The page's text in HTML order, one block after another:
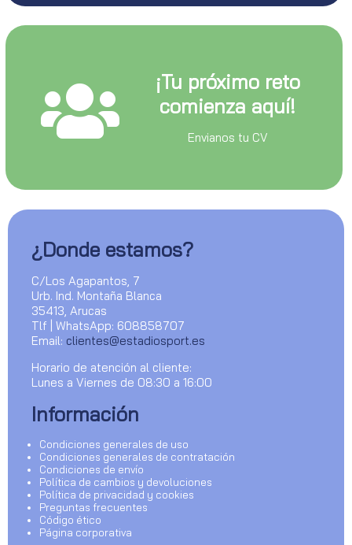
¡Tu próximo reto
comienza aquí!
Envianos tu CV
¿Donde estamos?
C/Los Agapantos, 7
Urb. Ind. Montaña Blanca
35413, Arucas
Tlf | WhatsApp: 608858707
Email: clientes@estadiosport.es
Horario de atención al cliente:
Lunes a Viernes de 08:30 a 16:00
Información
Condiciones generales de uso
Condiciones generales de contratación
Condiciones de envío
Política de cambios y devoluciones
Política de privacidad y cookies
Preguntas frecuentes
Código ético
Página corporativa